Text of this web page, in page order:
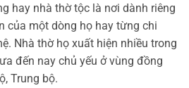
hay nhà thờ tộc là nơi dành riêng
của một dòng họ hay từng chi
Nhà thờ họ xuất hiện nhiều trong
đến nay chủ yếu ở vùng đồng
Trung bộ.